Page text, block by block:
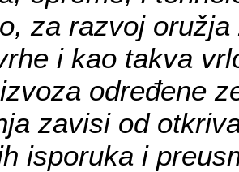
za razvoj
i kao takva
određene
zavisi od
isporuka i